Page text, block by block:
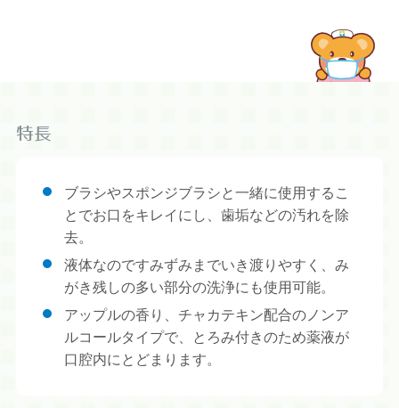
特長
ブラシやスポンジブラシと一緒に使用するこ
とでお口をキレイにし、歯垢などの汚れを除
去。
液体なのですみずみまでいき渡りやすく、み
がき残しの多い部分の洗浄にも使用可能。
アップルの香り、チャカテキン配合のノンア
ルコールタイプで、とろみ付きのため薬液が
口腔内にとどまります。